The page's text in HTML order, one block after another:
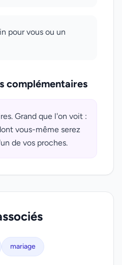
pour vous ou un
complémentaires
Grand que l'on voit :
vous-même serez
de vos proches.
mariage